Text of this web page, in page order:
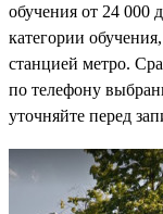
обучения от 24 000
категории
станцией метро.
по телефону
уточняйте перед